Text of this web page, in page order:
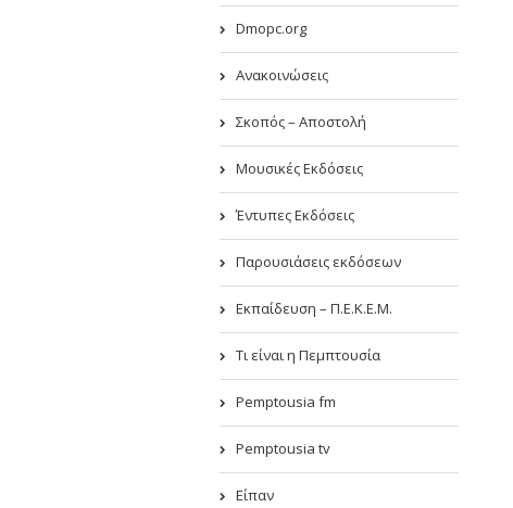
Dmopc.org
Ανακοινώσεις
Σκοπός – Αποστολή
Μουσικές Εκδόσεις
Έντυπες Εκδόσεις
Παρουσιάσεις εκδόσεων
Εκπαίδευση – Π.Ε.Κ.Ε.Μ.
Τι είναι η Πεμπτουσία
Pemptousia fm
Pemptousia tv
Είπαν